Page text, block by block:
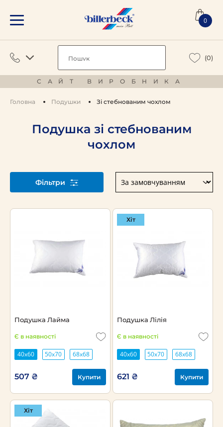
0
(0)
САЙТ ВИРОБНИКА
Головна Подушки Зі стебнованим чохлом
Подушка зі стебнованим
чохлом
Фільтри
Подушка Лайма
Є в наявності
40х60 50х70 68х68
507 ₴ Купити
Хіт
Подушка Лілія
Є в наявності
40х60 50х70 68х68
621 ₴ Купити
Хіт